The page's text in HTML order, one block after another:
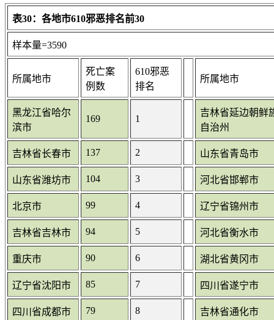
表30：各地市610邪恶排名前30
样本量=3590
所属地市
死亡案
例数
610邪恶
排名
所属地市
黑龙江省哈尔
滨市
169 1
吉林省延边朝鲜
自治州
吉林省长春市 137 2 山东省青岛市
山东省潍坊市 104 3 河北省邯郸市
北京市 99 4 辽宁省锦州市
吉林省吉林市 94 5 河北省衡水市
重庆市 90 6 湖北省黄冈市
辽宁省沈阳市 85 7 四川省遂宁市
四川省成都市 79 8 吉林省通化市